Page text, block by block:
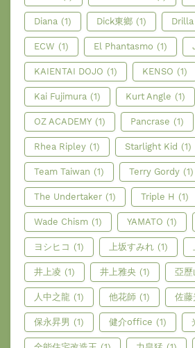
Diana (1) Dick東鄉 (1)
ECW (1) El Phantasmo (1)
KAIENTAI DOJO (1) KENSO (1)
Kai Fujimura (1) Kurt Angle (1)
OZ ACADEMY (1) Pancrase (1)
Rhea Ripley (1) Starlight Kid (1)
Team Taiwan (1) Terry Gordy (1)
The Undertaker (1) Triple H (1)
Wade Chism (1) YAMATO (1)
ヨシヒコ (1) 上坂すみれ (1)
井上凌 (1) 井上雅央 (1) 亞歷
人中之龍 (1) 他花師 (1) 佐藤
保永昇男 (1) 健介office (1)